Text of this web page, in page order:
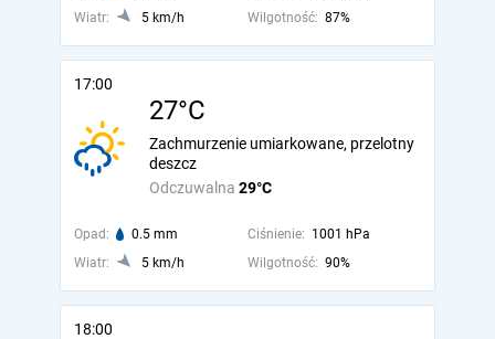
Wiatr:
5 km/h Wilgotność: 87%
17:00
27°C
Odczuwalna 29°C
Zachmurzenie umiarkowane, przelotny
deszcz
Opad: 0.5 mm Ciśnienie: 1001 hPa
Wiatr:
5 km/h Wilgotność: 90%
18:00